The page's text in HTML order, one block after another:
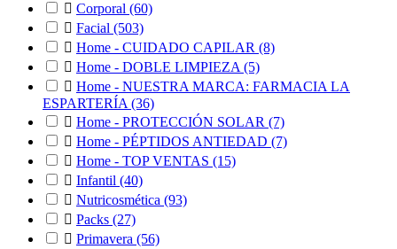
 Corporal (60)
 Facial (503)
 Home - CUIDADO CAPILAR (8)
 Home - DOBLE LIMPIEZA (5)
 Home - NUESTRA MARCA: FARMACIA LA
ESPARTERÍA (36)
 Home - PROTECCIÓN SOLAR (7)
 Home - PÉPTIDOS ANTIEDAD (7)
 Home - TOP VENTAS (15)
 Infantil (40)
 Nutricosmética (93)
 Packs (27)
 Primavera (56)